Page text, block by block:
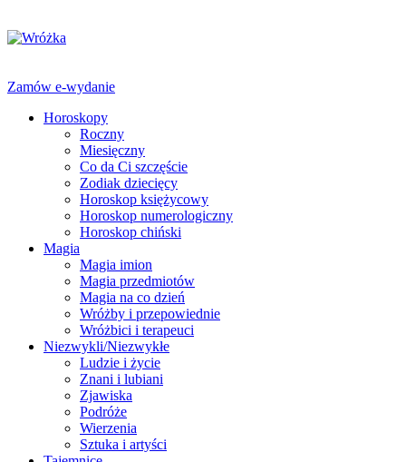
Zamów e-wydanie
Horoskopy
Roczny
Miesięczny
Co da Ci szczęście
Zodiak dziecięcy
Horoskop księżycowy
Horoskop numerologiczny
Horoskop chiński
Magia
Magia imion
Magia przedmiotów
Magia na co dzień
Wróżby i przepowiednie
Wróżbici i terapeuci
Niezwykli/Niezwykłe
Ludzie i życie
Znani i lubiani
Zjawiska
Podróże
Wierzenia
Sztuka i artyści